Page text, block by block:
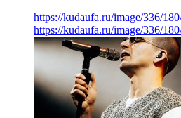
https://kudaufa.ru/image/336/
https://kudaufa.ru/image/336/